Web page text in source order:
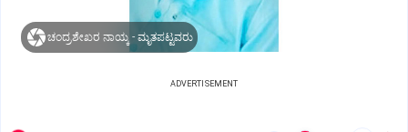
ಚಂದ್ರಶೇಖರ ನಾಯ್ಕ - ಮೃತಪಟ್ಟವರು
ADVERTISEMENT